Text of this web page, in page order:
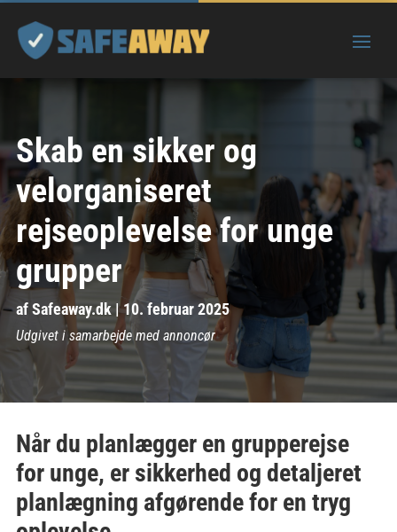
Skab en sikker og
velorganiseret
rejseoplevelse for unge
grupper
afSafeaway.dk |10. februar 2025
Udgivet i samarbejde med annoncør
Når du planlægger en grupperejse
for unge, er sikkerhed og detaljeret
planlægning afgørende for en tryg